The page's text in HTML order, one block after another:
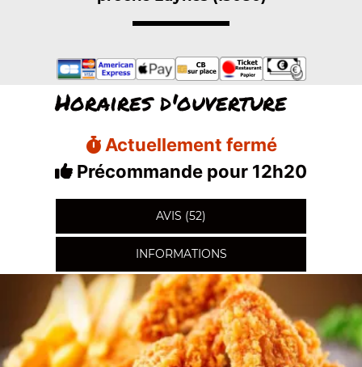
Horaires d'ouverture
Actuellement fermé
Précommande pour 12h20
AVIS (52)
INFORMATIONS